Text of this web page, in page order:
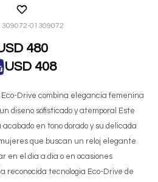
01309072
480
USD 408
Eco-Drive combina elegancia femenina
diseno sofisticado y atemporal Este
acabado en tono dorado y su delicada
que buscan un reloj elegante
en el dia a dia o en ocasiones
reconocida tecnologia Eco-Drive de